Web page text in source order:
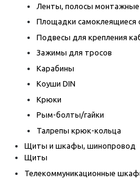
Ленты, полосы монтажные
Площадки самоклеящиеся
Подвесы для крепления
Зажимы для тросов
Карабины
Коуши DIN
Крюки
Рым-болты/гайки
Талрепы крюк-кольца
Щиты и шкафы, шинопровод
Щиты
Телекоммуникационные